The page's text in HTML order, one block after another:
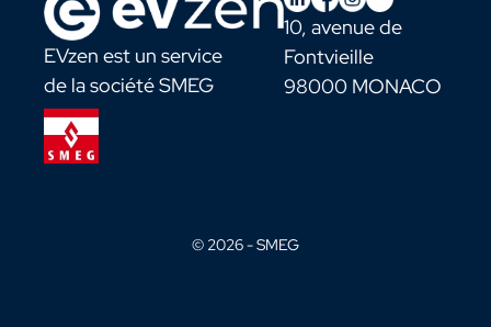
EVzen est un service
de la société SMEG
10, avenue de
Fontvieille
98000 MONACO
© 2026 -SMEG